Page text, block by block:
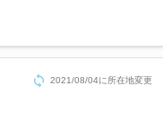
2021/08/04に所在地変更